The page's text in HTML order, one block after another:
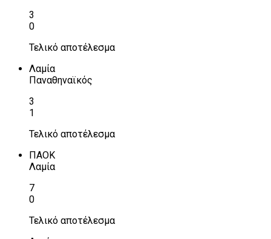
3
0
Τελικό αποτέλεσμα
Λαμία
Παναθηναϊκός
3
1
Τελικό αποτέλεσμα
ΠΑΟΚ
Λαμία
7
0
Τελικό αποτέλεσμα